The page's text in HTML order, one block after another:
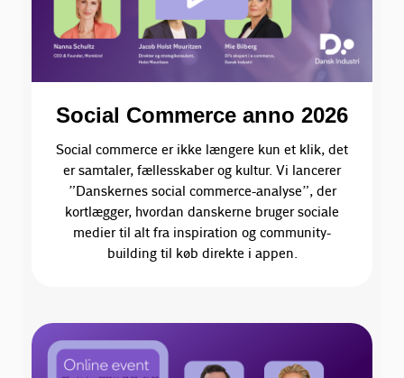
Social Commerce anno 2026
Social commerce er ikke længere kun et klik, det
er samtaler, fællesskaber og kultur. Vi lancerer
”Danskernes social commerce-analyse”, der
kortlægger, hvordan danskerne bruger sociale
medier til alt fra inspiration og community-
building til køb direkte i appen.